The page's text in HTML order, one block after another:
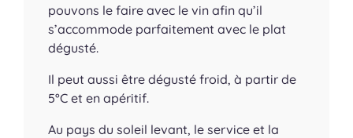
pouvons le faire avec le vin afin qu’il
s’accommode parfaitement avec le plat
dégusté.
Il peut aussi être dégusté froid, à partir de
5°C et en apéritif.
Au pays du soleil levant, le service et la